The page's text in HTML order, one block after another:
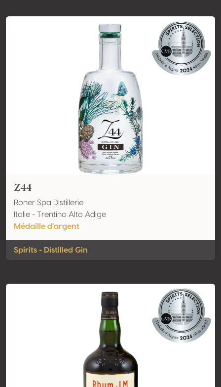
Z44
Roner Spa Distillerie
Italie - Trentino Alto Adige
Médaille d'argent
Spirits - Distilled Gin